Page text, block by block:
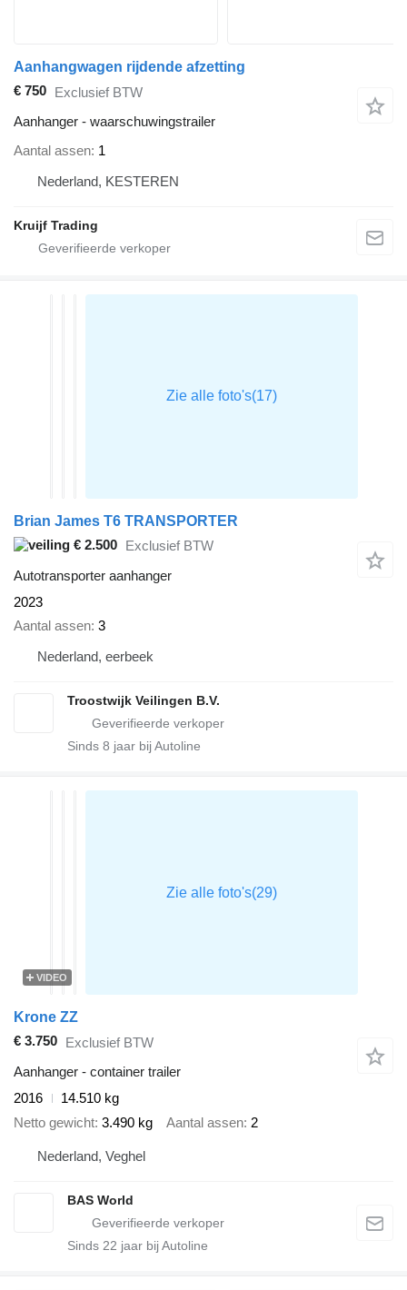
Aanhangwagen rijdende afzetting
€ 750 Exclusief BTW
Aanhanger - waarschuwingstrailer
Aantal assen 1
Nederland, KESTEREN
Kruijf Trading
Brian James T6 TRANSPORTER
€ 2.500 Exclusief BTW
Autotransporter aanhanger
2023
Aantal assen 3
Nederland, eerbeek
Troostwijk Veilingen B.V.
Sinds 8 jaar bij Autoline
VIDEO
Krone ZZ
€ 3.750 Exclusief BTW
Aanhanger - container trailer
2016
14.510 kg
Netto gewicht 3.490 kg Aantal assen 2
Nederland, Veghel
BAS World
Sinds 22 jaar bij Autoline